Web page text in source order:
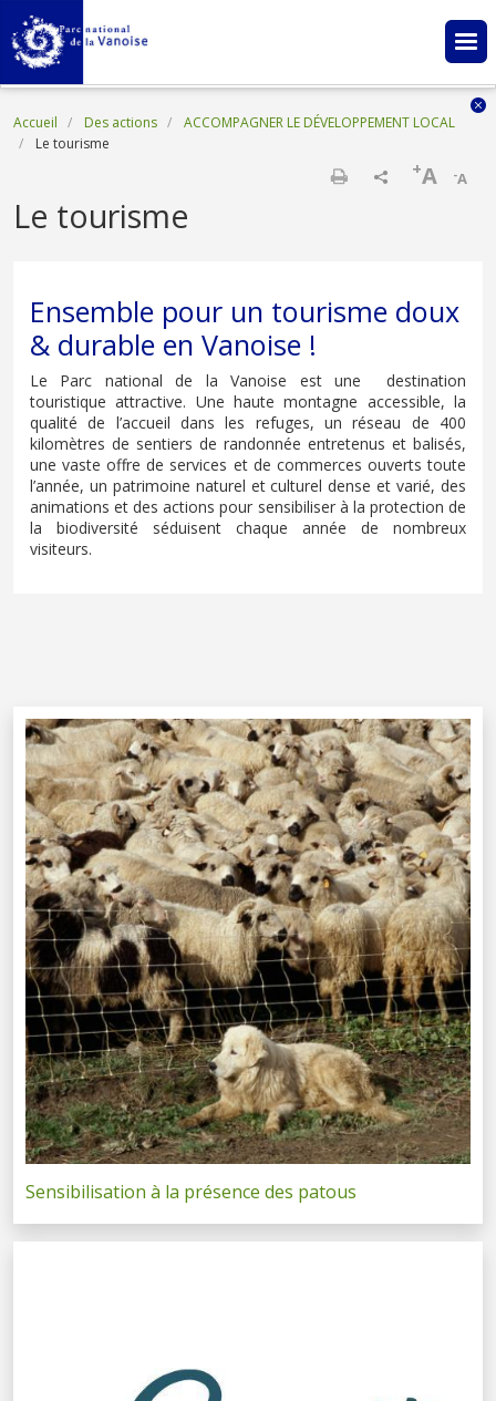
Aller au contenu principal
Fil d'Ariane
Accueil Des actions
ACCOMPAGNER LE DÉVELOPPEMENT LOCAL
Le tourisme
-A
+A
Le tourisme
Ensemble pour un tourisme doux
& durable en Vanoise !
Le Parc national de la Vanoise est une destination
touristique attractive. Une haute montagne accessible, la
qualité de l’accueil dans les refuges, un réseau de 400
kilomètres de sentiers de randonnée entretenus et balisés,
une vaste offre de services et de commerces ouverts toute
l’année, un patrimoine naturel et culturel dense et varié, des
animations et des actions pour sensibiliser à la protection de
la biodiversité séduisent chaque année de nombreux
visiteurs.
Sensibilisation à la présence des patous